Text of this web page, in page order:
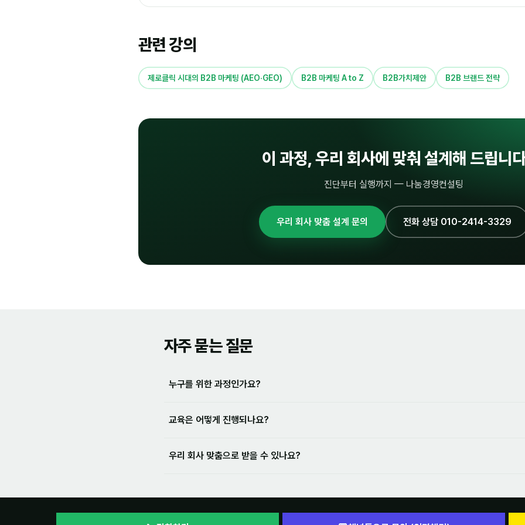
관련 강의
제로클릭 시대의 B2B 마케팅 (AEO·GEO) B2B 마케팅 A to Z B2B가치제안 B2B 브랜드 전략
이 과정, 우리 회사에 맞춰 설계해 드립니
진단부터 실행까지 — 나눔경영컨설팅
우리 회사 맞춤 설계 문의 전화 상담 010-2414-3329
자주 묻는 질문
누구를 위한 과정인가요?
교육은 어떻게 진행되나요?
우리 회사 맞춤으로 받을 수 있나요?